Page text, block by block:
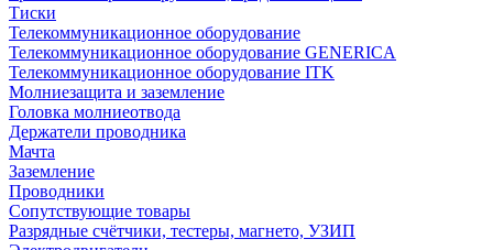
Тиски
Телекоммуникационное оборудование
Телекоммуникационное оборудование GENERICA
Телекоммуникационное оборудование ITK
Молниезащита и заземление
Головка молниеотвода
Держатели проводника
Мачта
Заземление
Проводники
Сопутствующие товары
Разрядные счётчики, тестеры, магнето, УЗИП